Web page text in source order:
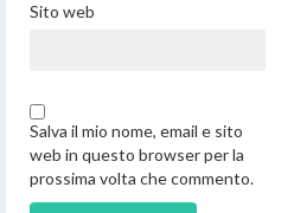
Sito web
Salva il mio nome, email e sito
web in questo browser per la
prossima volta che commento.